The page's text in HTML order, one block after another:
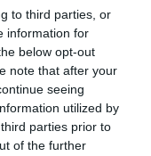
to third parties, or
information for
below opt-out
note that after your
seeing
utilized by
parties prior to
of the further
dzīvi pēc NHL drafta:
valda vienāda
atklāj FIBA
atbilstošu āra